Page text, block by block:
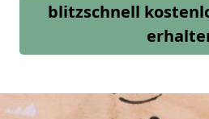
blitzschnell